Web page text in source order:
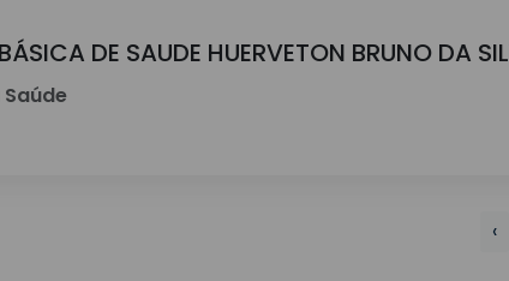
DE SAUDE HUERVETON BRUNO DA
‹